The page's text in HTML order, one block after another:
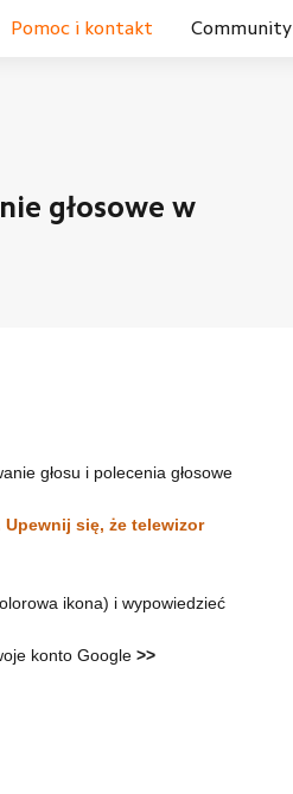
Pomoc i kontakt Community
głosowe w
głosu i polecenia głosowe
Upewnij się, że telewizor
ikona) i wypowiedzieć
konto Google>>